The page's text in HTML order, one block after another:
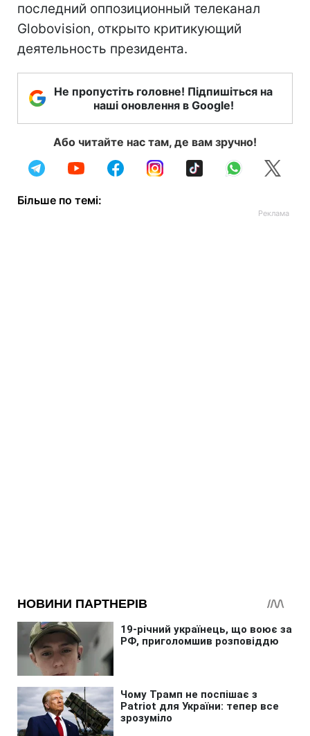
последний оппозиционный телеканал
Globovision, открыто критикующий
деятельность президента.
Не пропустіть головне! Підпишіться на
наші оновлення в Google!
Або читайте нас там, де вам зручно!
Більше по темі: